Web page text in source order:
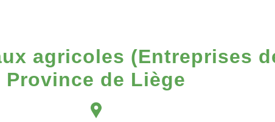
agricoles (Entreprises
Province de Liège